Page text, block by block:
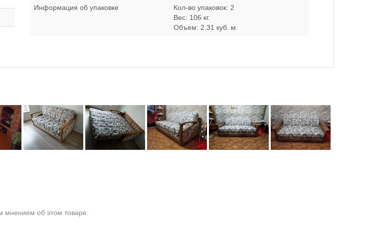
Информация об упаковке
Кол-во упаковок: 2
Вес: 106 кг.
Объем: 2.31 куб. м.
мнением об этом товаре.